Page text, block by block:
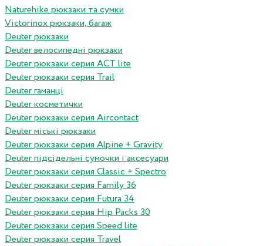
Naturehike рюкзаки та сумки
Victorinox рюкзаки, багаж
Deuter рюкзаки
Deuter велосипедні рюкзаки
Deuter рюкзаки серия ACT lite
Deuter рюкзаки серия Trail
Deuter гаманці
Deuter косметички
Deuter рюкзаки серия Aircontact
Deuter міські рюкзаки
Deuter рюкзаки серия Alpine + Gravity
Deuter підсідельні сумочки і аксесуари
Deuter рюкзаки серия Classic + Spectro
Deuter рюкзаки серия Family 36
Deuter рюкзаки серия Futura 34
Deuter рюкзаки серия Hip Packs 30
Deuter рюкзаки серия Speed lite
Deuter рюкзаки серия Travel